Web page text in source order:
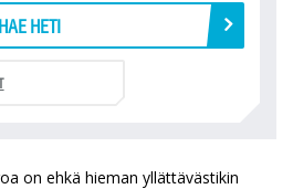
HAE HETI
on ehkä hieman yllättävästikin